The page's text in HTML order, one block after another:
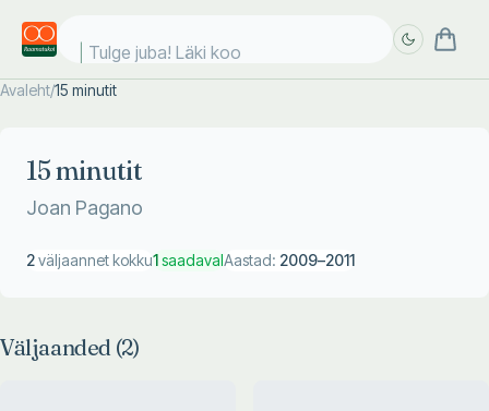
Tulge juba! Läki kool
Avaleht/15 minutit
15 minutit
Joan Pagano
2väljaannet kokku1saadavalAastad: 2009–2011
Väljaanded (2)